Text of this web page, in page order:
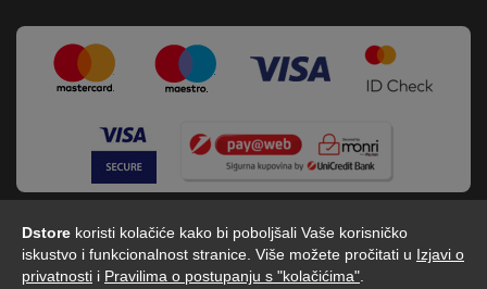
Dstore koristi kolačiće kako bi poboljšali Vaše korisničko
iskustvo i funkcionalnost stranice. Više možete pročitati u Izjavi o
privatnosti i Pravilima o postupanju s "kolačićima"